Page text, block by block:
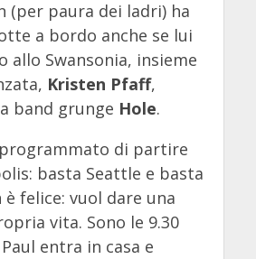
(per paura dei ladri) ha
a bordo anche se lui
allo Swansonia, insieme
Kristen Pfaff,
band grunge Hole.
di partire
basta Seattle e basta
è felice: vuol dare una
vita. Sono le 9.30
entra in casa e